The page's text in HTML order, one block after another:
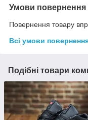
Умови повернення
Повернення товару
Всі умови
Подібні товари